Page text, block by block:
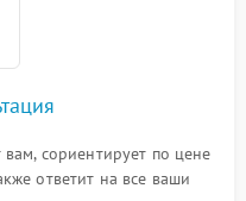
сориентирует по цене
ответит на все ваши